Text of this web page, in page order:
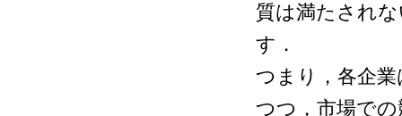
質は満たされ
す．
つまり，各企
つつ，市場で